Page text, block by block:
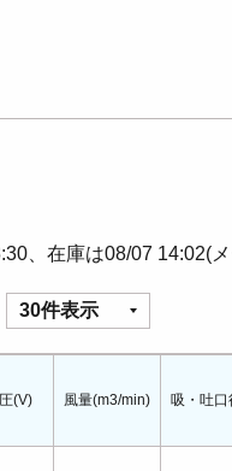
、在庫は08/07 14:02(
30件表示
(V) 風量(m3/min) 吸・吐口